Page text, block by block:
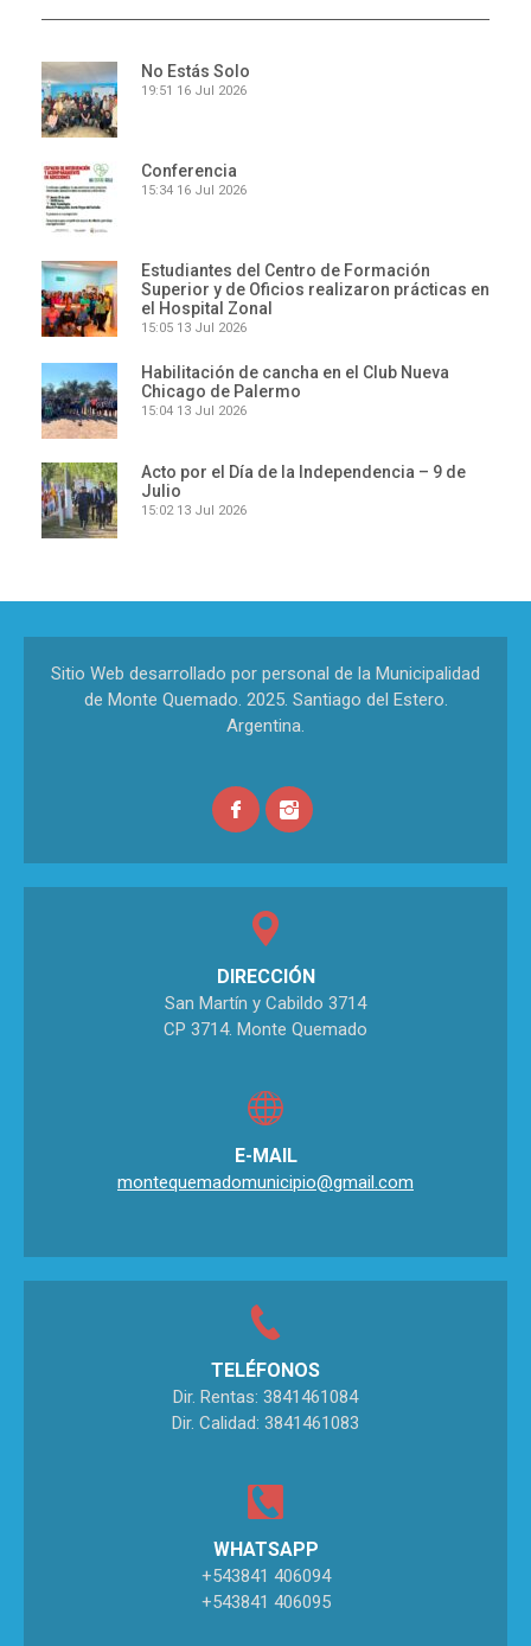
No Estás Solo
19:51 16 Jul 2026
Conferencia
15:34 16 Jul 2026
Estudiantes del Centro de Formación
Superior y de Oficios realizaron prácticas en
el Hospital Zonal
15:05 13 Jul 2026
Habilitación de cancha en el Club Nueva
Chicago de Palermo
15:04 13 Jul 2026
Acto por el Día de la Independencia – 9 de
Julio
15:02 13 Jul 2026
Sitio Web desarrollado por personal de la Municipalidad
de Monte Quemado. 2025. Santiago del Estero.
Argentina.
DIRECCIÓN
San Martín y Cabildo 3714
CP 3714. Monte Quemado
E-MAIL
montequemadomunicipio@gmail.com
TELÉFONOS
Dir. Rentas: 3841461084
Dir. Calidad: 3841461083
WHATSAPP
+543841 406094
+543841 406095